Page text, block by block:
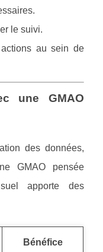
le suivi.
au sein de
une GMAO
des données,
GMAO pensée
apporte des
Bénéfice